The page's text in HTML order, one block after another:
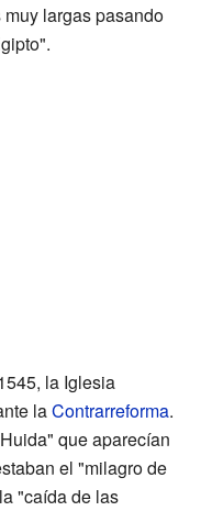
largas pasando
la Iglesia
laContrarreforma.
que aparecían
el "milagro de
"caída de las